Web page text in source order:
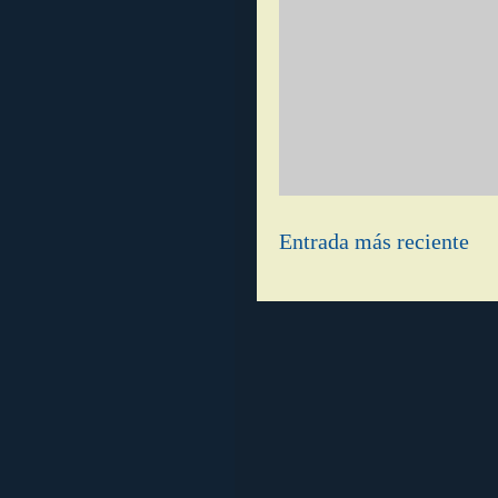
Entrada más reciente